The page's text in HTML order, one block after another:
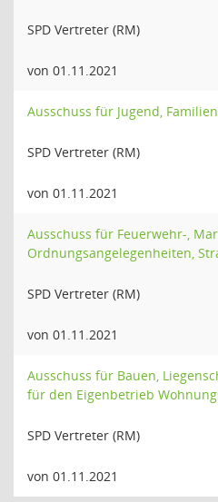
SPD Vertreter (RM)
von 01.11.2021
Ausschuss für Jugend,
SPD Vertreter (RM)
von 01.11.2021
Ausschuss für Feuerwehr-,
Ordnungsangelegenheiten,
SPD Vertreter (RM)
von 01.11.2021
Ausschuss für Bauen,
für den Eigenbetrieb
SPD Vertreter (RM)
von 01.11.2021